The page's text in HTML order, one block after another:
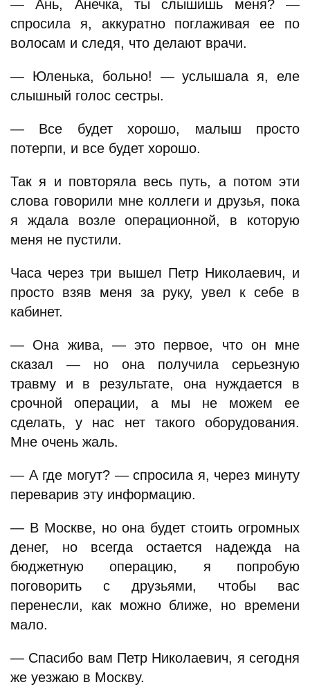
— Ань, Анечка, ты слышишь меня? —
спросила я, аккуратно поглаживая ее по
волосам и следя, что делают врачи.
— Юленька, больно! — услышала я, еле
слышный голос сестры.
— Все будет хорошо, малыш просто
потерпи, и все будет хорошо.
Так я и повторяла весь путь, а потом эти
слова говорили мне коллеги и друзья, пока
я ждала возле операционной, в которую
меня не пустили.
Часа через три вышел Петр Николаевич, и
просто взяв меня за руку, увел к себе в
кабинет.
— Она жива, — это первое, что он мне
сказал — но она получила серьезную
травму и в результате, она нуждается в
срочной операции, а мы не можем ее
сделать, у нас нет такого оборудования.
Мне очень жаль.
— А где могут? — спросила я, через минуту
переварив эту информацию.
— В Москве, но она будет стоить огромных
денег, но всегда остается надежда на
бюджетную операцию, я попробую
поговорить с друзьями, чтобы вас
перенесли, как можно ближе, но времени
мало.
— Спасибо вам Петр Николаевич, я сегодня
же уезжаю в Москву.